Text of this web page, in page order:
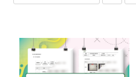
示產
品